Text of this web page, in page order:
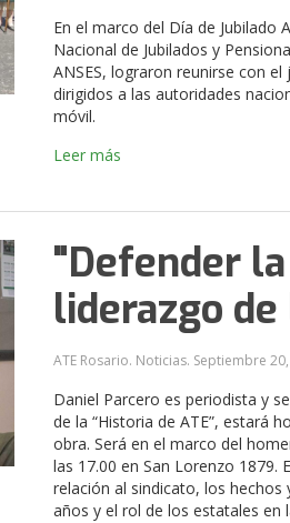
En el marco del Día de Jubilado
Nacional de Jubilados y
ANSES, lograron reunirse con
dirigidos a las autoridades
móvil.
Leer más
"Defender
liderazgo
ATE Rosario. Noticias. Septiembre
Daniel Parcero es periodista y
de la “Historia de ATE”, estará
obra. Será en el marco del
las 17.00 en San Lorenzo 1879.
relación al sindicato, los hechos
años y el rol de los estatales en